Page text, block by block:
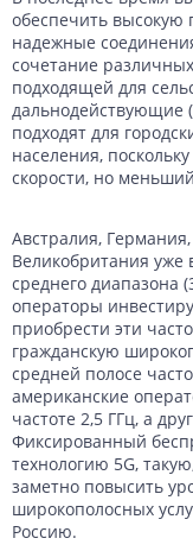
обеспечить высокую
надежные
сочетание
подходящей для
дальнодействующие
подходят для
населения,
скорости, но
Австралия,
Великобритания уже
среднего диапазона
операторы
приобрести эти
гражданскую
средней полосе
американские
частоте 2,5 ГГц, а
Фиксированный
технологию 5G,
заметно повысить
широкополосных
Россию.
Данные с
Водное хозяйство
Картография
Банковское дело и
Оборона и
Водное хозяйство
Картография
Судебная